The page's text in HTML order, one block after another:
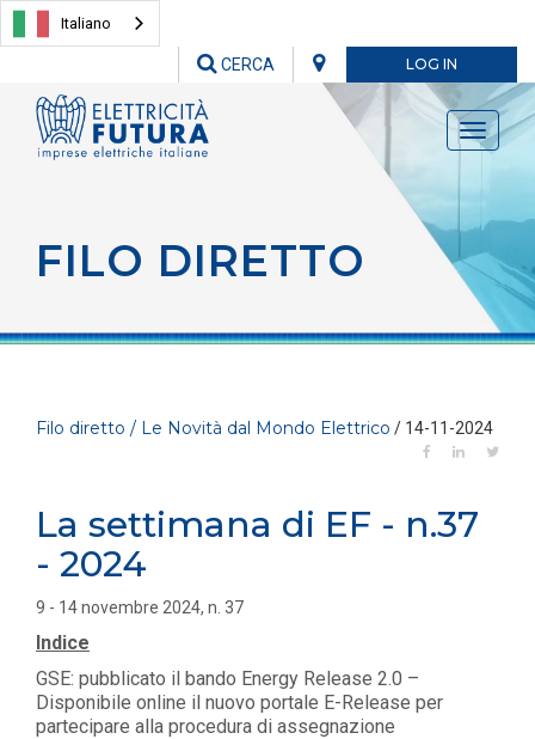
Italiano
LOG IN
CERCA
Toggle
FILO DIRETTO
Filo diretto / Le Novità dal Mondo Elettrico / 14-11-2024
La settimana di EF - n.37
- 2024
9 - 14 novembre 2024, n. 37
Indice
GSE: pubblicato il bando Energy Release 2.0 –
Disponibile online il nuovo portale E-Release per
partecipare alla procedura di assegnazione